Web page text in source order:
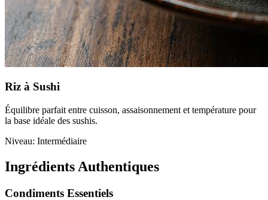
Riz à Sushi
Équilibre parfait entre cuisson, assaisonnement et température pour
la base idéale des sushis.
Niveau: Intermédiaire
Ingrédients Authentiques
Condiments Essentiels